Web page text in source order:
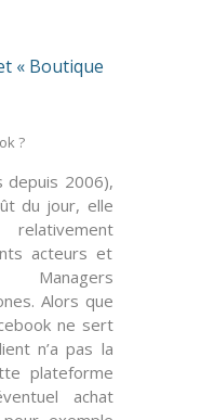
« Boutique
?
depuis 2006),
du jour, elle
acteurs et
Managers
Alors que
ne sert
n’a pas la
plateforme
achat